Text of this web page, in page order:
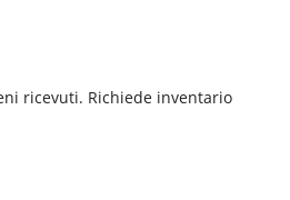
ricevuti. Richiede inventario